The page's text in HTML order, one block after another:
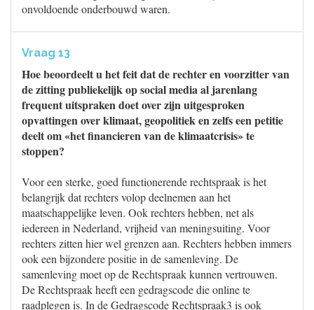
onvoldoende onderbouwd waren.
Vraag 13
Hoe beoordeelt u het feit dat de rechter en voorzitter van
de zitting publiekelijk op social media al jarenlang
frequent uitspraken doet over zijn uitgesproken
opvattingen over klimaat, geopolitiek en zelfs een petitie
deelt om «het financieren van de klimaatcrisis» te
stoppen?
Voor een sterke, goed functionerende rechtspraak is het
belangrijk dat rechters volop deelnemen aan het
maatschappelijke leven. Ook rechters hebben, net als
iedereen in Nederland, vrijheid van meningsuiting. Voor
rechters zitten hier wel grenzen aan. Rechters hebben immers
ook een bijzondere positie in de samenleving. De
samenleving moet op de Rechtspraak kunnen vertrouwen.
De Rechtspraak heeft een gedragscode die online te
raadplegen is. In de Gedragscode Rechtspraak3 is ook